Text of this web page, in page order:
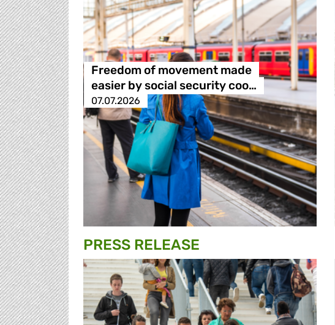
Freedom of movement made
easier by social security coo…
07.07.2026
PRESS RELEASE